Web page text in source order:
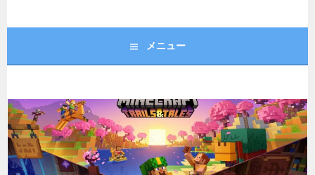
メニュー